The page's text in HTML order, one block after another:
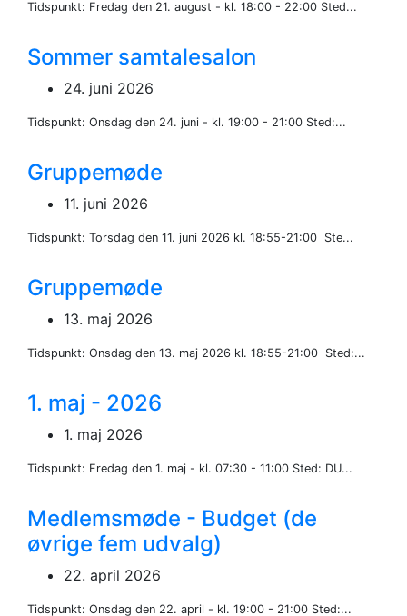
Tidspunkt: Fredag den 21. august - kl. 18:00 - 22:00 Sted...
Sommer samtalesalon
24. juni 2026
Tidspunkt: Onsdag den 24. juni - kl. 19:00 - 21:00 Sted:...
Gruppemøde
11. juni 2026
Tidspunkt: Torsdag den 11. juni 2026 kl. 18:55-21:00 Ste...
Gruppemøde
13. maj 2026
Tidspunkt: Onsdag den 13. maj 2026 kl. 18:55-21:00 Sted:...
1. maj - 2026
1. maj 2026
Tidspunkt: Fredag den 1. maj - kl. 07:30 - 11:00 Sted: DU...
Medlemsmøde - Budget (de
øvrige fem udvalg)
22. april 2026
Tidspunkt: Onsdag den 22. april - kl. 19:00 - 21:00 Sted:...